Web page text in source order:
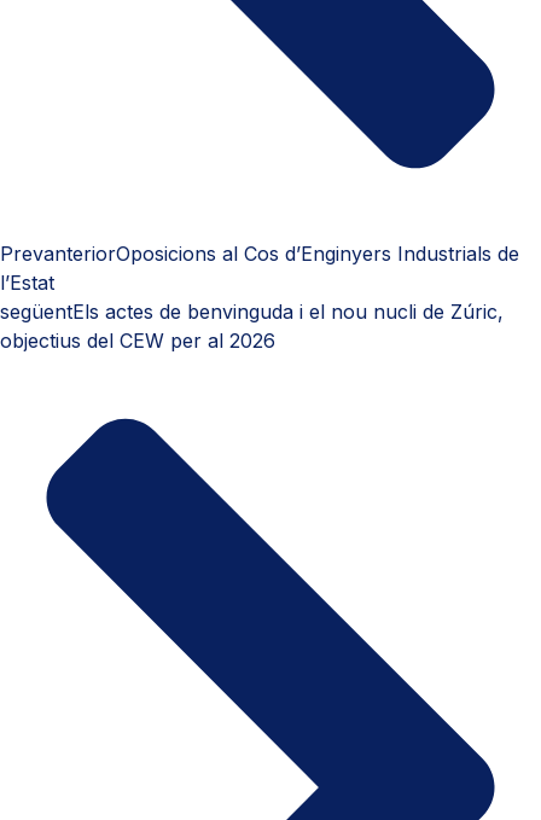
PrevanteriorOposicions al Cos d’Enginyers Industrials de
l’Estat
següentEls actes de benvinguda i el nou nucli de Zúric,
objectius del CEW per al 2026